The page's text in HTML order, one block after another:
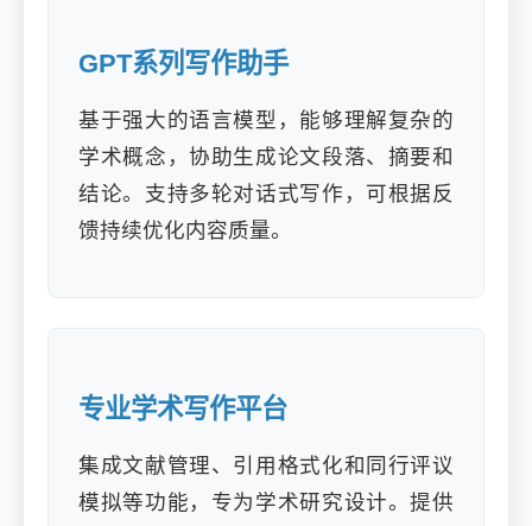
GPT系列写作助手
基于强大的语言模型，能够理解复杂的
学术概念，协助生成论文段落、摘要和
结论。支持多轮对话式写作，可根据反
馈持续优化内容质量。
专业学术写作平台
集成文献管理、引用格式化和同行评议
模拟等功能，专为学术研究设计。提供